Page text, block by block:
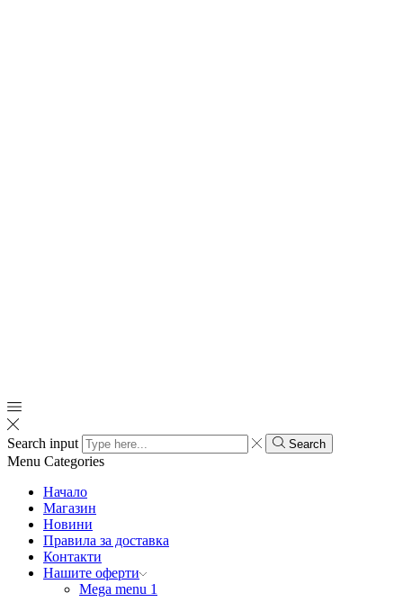
Search input Search
Menu Categories
Начало
Магазин
Новини
Правила за доставка
Контакти
Нашите оферти
Mega menu 1